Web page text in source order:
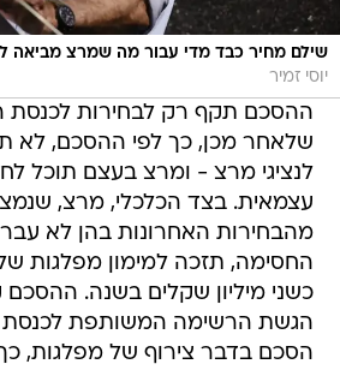
שילם מחיר כבד מדי עבור מה שמרצ מביאה
יוסי זמיר
שלאחר מכן, כך לפי ההסכם, לא
לנציגי מרצ - ומרצ בעצם תוכל
עצמאית. בצד הכלכלי, מרצ,
מהבחירות האחרונות בהן לא
החסימה, תזכה למימון מפלגות
כשני מיליון שקלים בשנה. ההסכם
הסכם בדבר צירוף של מפלגות,